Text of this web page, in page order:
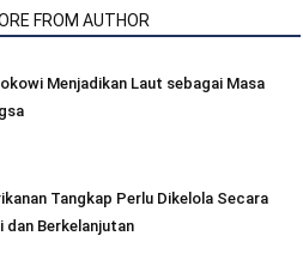
FROM AUTHOR
Menjadikan Laut sebagai Masa
Tangkap Perlu Dikelola Secara
dan Berkelanjutan